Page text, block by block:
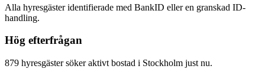
Alla hyresgäster identifierade med BankID eller en granskad ID-
handling.
Hög efterfrågan
879 hyresgäster söker aktivt bostad i Stockholm just nu.